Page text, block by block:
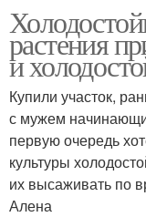
растения
и
Купили участок,
с мужем
первую очередь
культуры
их высаживать по
Алена